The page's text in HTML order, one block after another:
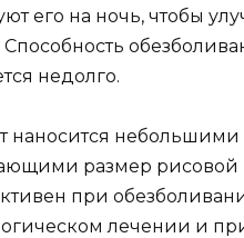
его на ночь, чтобы
Способность
недолго.
наносится небольшими
размер рисовой
при
лечении и